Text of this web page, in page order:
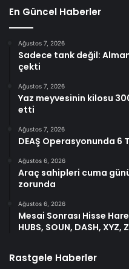
En Güncel Haberler
Ağustos 7, 2026
Sadece tank değil:
çekti
Ağustos 7, 2026
Yaz meyvesinin kilosu
etti
Ağustos 7, 2026
DEAŞ Operasyonunda 6
Ağustos 6, 2026
Araç sahipleri cuma
zorunda
Ağustos 6, 2026
Mesai Sonrası Hisse
HUBS, SOUN, DASH, XYZ,
Rastgele Haberler